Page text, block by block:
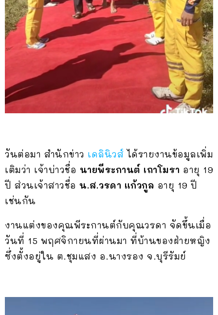
วันต่อมา สำนักข่าว เดลินิวส์ ได้รายงานข้อมูลเพิ่ม
เติมว่า เจ้าบ่าวชื่อ นายพีระกานต์ เถาโมรา อายุ 19
ปี ส่วนเจ้าสาวชื่อ น.ส.วรดา แก้วกูล อายุ 19 ปี
เช่นกัน
งานแต่งของคุณพีระกานต์กับคุณวรดา จัดขึ้นเมื่อ
วันที่ 15 พฤศจิกายนที่ผ่านมา ที่บ้านของฝ่ายหญิง
ซึ่งตั้งอยู่ใน ต.ชุมแสง อ.นางรอง จ.บุรีรัมย์